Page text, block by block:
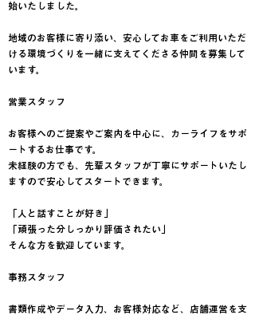
始いたしました。
地域のお客様に寄り添い、安心してお車をご利用いただ
ける環境づくりを一緒に支えてくださる仲間を募集して
います。
営業スタッフ
お客様へのご提案やご案内を中心に、カーライフをサポ
ートするお仕事です。
未経験の方でも、先輩スタッフが丁寧にサポートいたし
ますので安心してスタートできます。
「人と話すことが好き」
「頑張った分しっかり評価されたい」
そんな方を歓迎しています。
事務スタッフ
書類作成やデータ入力、お客様対応など、店舗運営を支